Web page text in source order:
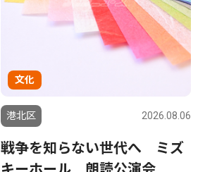
文化
港北区 2026.08.06
戦争を知らない世代へ ミズ